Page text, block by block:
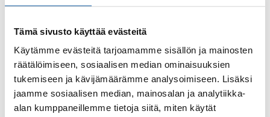
Tämä sivusto käyttää evästeitä
Käytämme evästeitä tarjoamamme sisällön ja mainosten
räätälöimiseen, sosiaalisen median ominaisuuksien
tukemiseen ja kävijämäärämme analysoimiseen. Lisäksi
jaamme sosiaalisen median, mainosalan ja analytiikka-
alan kumppaneillemme tietoja siitä, miten käytät
Sähköposti:paimio.kaupunki@paimio.fi
FacebookInstagramYoutube